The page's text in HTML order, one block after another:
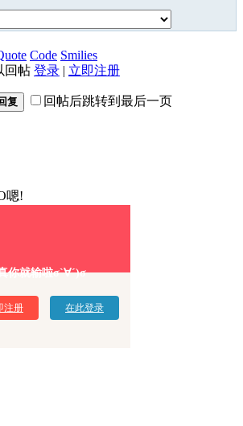
Code Smilies
回帖 登录 | 立即注册
复 回帖后跳转到最后一页
嗯!
你就输啦σ`∀´)σ
注册 在此登录